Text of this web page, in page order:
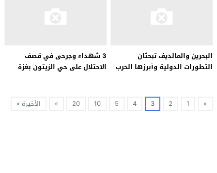
البحرين والمالديف تبحثان
التطورات الدولية وأبرزها الحرب
3 شهداء وجرحى في قصف
الاحتلال على حي الزيتون بغزة
«
1
2
3
4
5
10
20
» الأخيرة »